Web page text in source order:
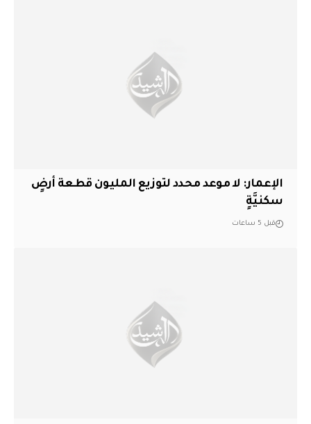
الإعمار: لا موعد محدد لتوزيع المليون قطعة أرضٍ
سكنيَّةٍ
قبل 5 ساعات